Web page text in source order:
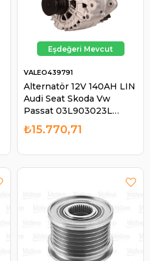
Alternatör 12V 140AH LIN
Audi Seat Skoda Vw
Passat 03L903023L
TG14C043 | VALEO
439791
VALEO439791
₺15.770,71